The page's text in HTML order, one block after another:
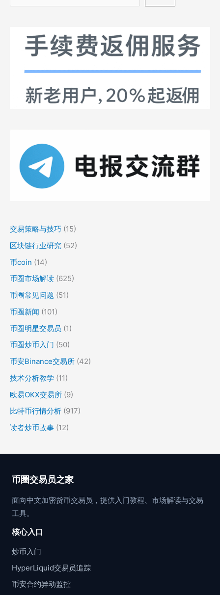
索
交易策略与技巧 (15)
区块链行业研究 (52)
币coin (14)
币圈市场解读 (625)
币圈常见问题 (51)
币圈新闻 (101)
币圈明星交易员 (1)
币圈炒币入门 (50)
币安Binance交易所 (42)
技术分析教学 (11)
欧易OKX交易所 (9)
比特币行情分析 (917)
读者炒币故事 (12)
币圈交易员之家
面向中文加密货币交易员，提供入门教程、市场解读与交易
工具。
核心入口
炒币入门
HyperLiquid交易员追踪
币安合约异动监控